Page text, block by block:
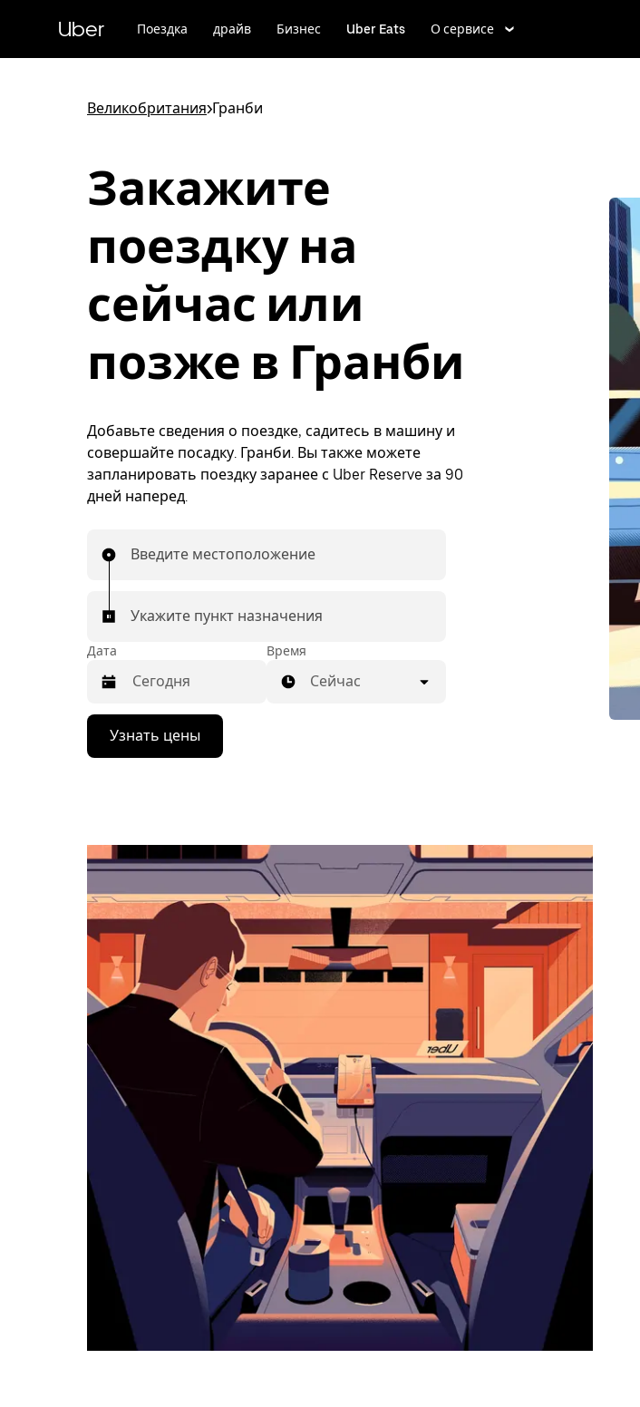
к
Uber Поездка драйв Бизнес Uber Eats О сервисе
Великобритания>Гранби
Закажите
поездку на
сейчас или
позже в Гранби
Добавьте сведения о поездке, садитесь в машину и
совершайте посадку. Гранби. Вы также можете
запланировать поездку заранее с Uber Reserve за 90
дней наперед.
Введите местоположение
Укажите пункт назначения
Дата
Нажмите
стрелку
вниз,
выбрать
дату.
закрыть
календарь,
нажмите
Esc.
Время
Сейчас
Узнать цены